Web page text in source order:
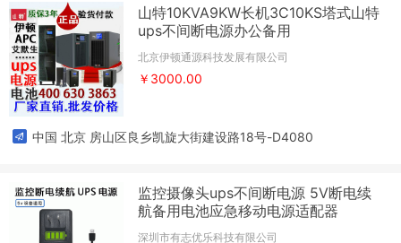
山特10KVA9KW长机3C10KS塔式山特
ups不间断电源办公备用
北京伊顿通源科技发展有限公司
￥3000.00
中国 北京 房山区良乡凯旋大街建设路18号-D4080
监控摄像头ups不间断电源 5V断电续
航备用电池应急移动电源适配器
深圳市有志优乐科技有限公司